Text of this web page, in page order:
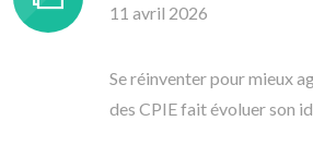
11 avril 2026
Se réinventer pour mieux
des CPIE fait évoluer son